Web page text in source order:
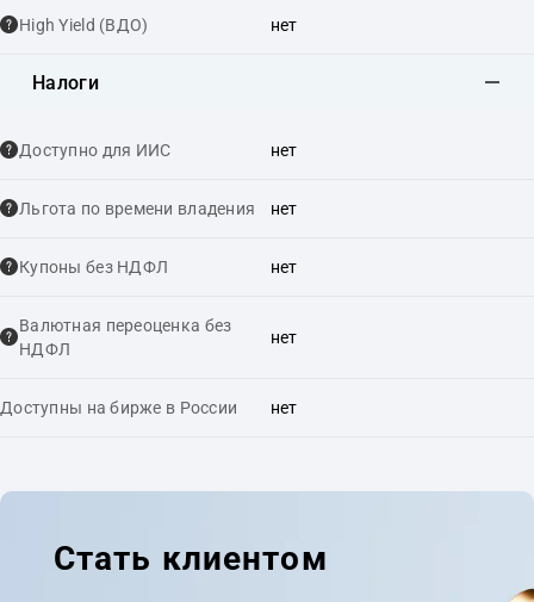
High Yield (ВДО) нет
Налоги
Доступно для ИИС нет
Льгота по времени владения нет
Купоны без НДФЛ нет
Валютная переоценка без
НДФЛ
нет
Доступны на бирже в России нет
Стать клиентом